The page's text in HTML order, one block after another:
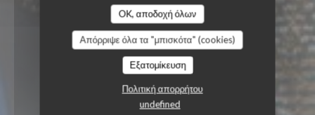
OK, αποδοχή όλων
Απόρριψε όλα τα "μπισκότα" (cookies)
Εξατομίκευση
Πολιτική απορρήτου
undefined